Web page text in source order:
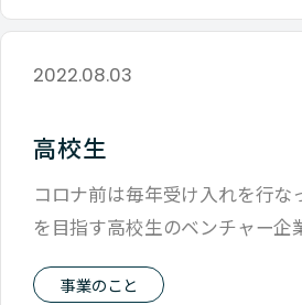
2022.08.03
高校生
コロナ前は毎年受け入れを行な
を目指す高校生のベンチャー企
事業のこと